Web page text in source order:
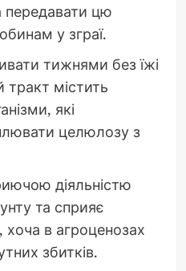
передавати цю
у зграї.
тижнями без їжі
тракт містить
які
целюлозу з
діяльністю
та сприяє
хоча в агроценозах
збитків.